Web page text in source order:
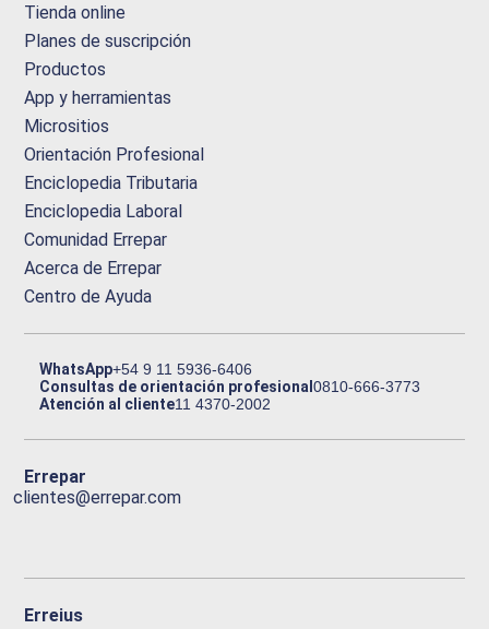
Tienda online
Planes de suscripción
Productos
App y herramientas
Micrositios
Orientación Profesional
Enciclopedia Tributaria
Enciclopedia Laboral
Comunidad Errepar
Acerca de Errepar
Centro de Ayuda
WhatsApp+54 9 11 5936-6406
Consultas de orientación profesional0810-666-3773
Atención al cliente11 4370-2002
Errepar
clientes@errepar.com
Erreius